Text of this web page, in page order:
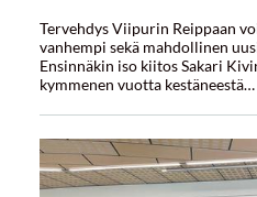
Tervehdys Viipurin Reippaan
vanhempi sekä mahdollinen
Ensinnäkin iso kiitos Sakari
kymmenen vuotta kestäneestä…